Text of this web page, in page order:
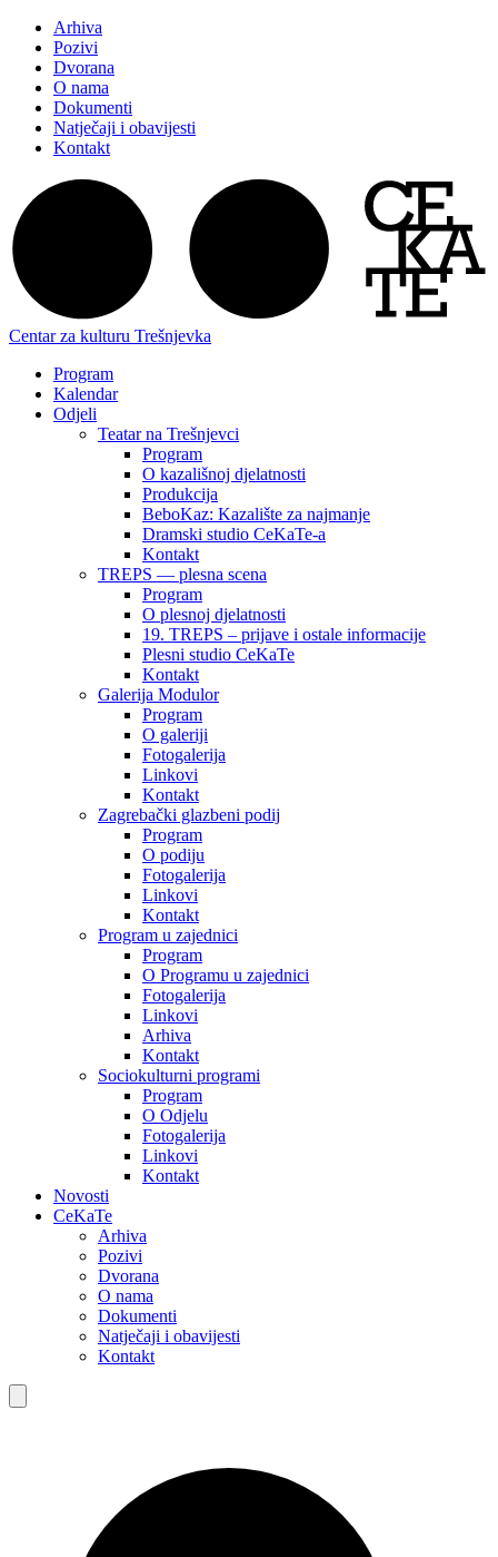
Arhiva
Pozivi
Dvorana
O nama
Dokumenti
Natječaji i obavijesti
Kontakt
Centar za kulturu Trešnjevka
Program
Kalendar
Odjeli
Teatar na Trešnjevci
Program
O kazališnoj djelatnosti
Produkcija
BeboKaz: Kazalište za najmanje
Dramski studio CeKaTe-a
Kontakt
TREPS — plesna scena
Program
O plesnoj djelatnosti
19. TREPS – prijave i ostale informacije
Plesni studio CeKaTe
Kontakt
Galerija Modulor
Program
O galeriji
Fotogalerija
Linkovi
Kontakt
Zagrebački glazbeni podij
Program
O podiju
Fotogalerija
Linkovi
Kontakt
Program u zajednici
Program
O Programu u zajednici
Fotogalerija
Linkovi
Arhiva
Kontakt
Sociokulturni programi
Program
O Odjelu
Fotogalerija
Linkovi
Kontakt
Novosti
CeKaTe
Arhiva
Pozivi
Dvorana
O nama
Dokumenti
Natječaji i obavijesti
Kontakt